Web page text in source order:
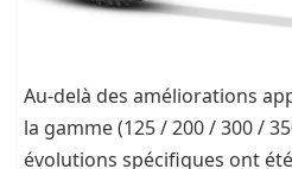
Au-delà des améliorations
la gamme (125 / 200 / 300 /
évolutions spécifiques ont